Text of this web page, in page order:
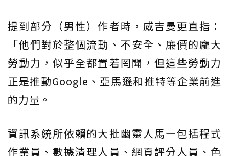
提到部分（男性）作者時，威吉曼更直指：
「他們對於整個流動、不安全、廉價的龐大
勞動力，似乎全都置若罔聞，但這些勞動力
正是推動Google、亞馬遜和推特等企業前進
的力量。
資訊系統所依賴的大批幽靈人馬—包括程式
作業員、數據清理人員、網頁評分人員、色